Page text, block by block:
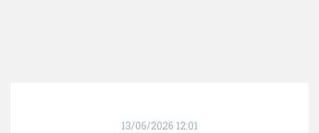
13/06/2026 12:01